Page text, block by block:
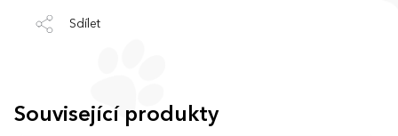
Sdílet
Související produkty